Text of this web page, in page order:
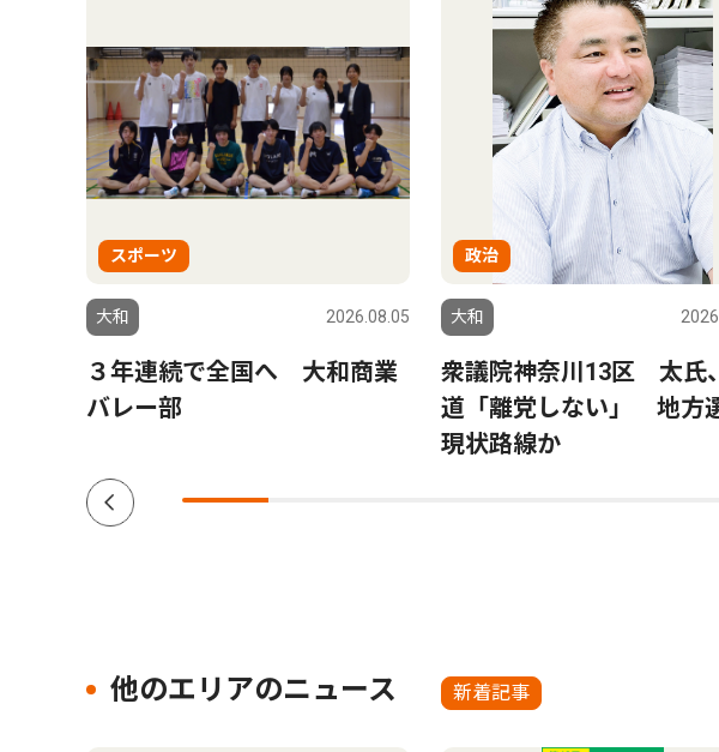
スポーツ
大和 2026.08.05
３年連続で全国へ 大和商業
バレー部
政治
大和
衆議院神奈川13区 太氏
道「離党しない」 地方
現状路線か
他のエリアのニュース 新着記事